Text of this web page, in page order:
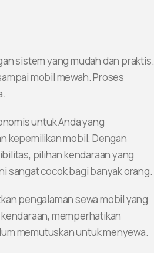
sistem yang mudah dan praktis.
mobil mewah. Proses
untuk Anda yang
kepemilikan mobil. Dengan
pilihan kendaraan yang
sangat cocok bagi banyak orang.
pengalaman sewa mobil yang
memperhatikan
memutuskan untuk menyewa.